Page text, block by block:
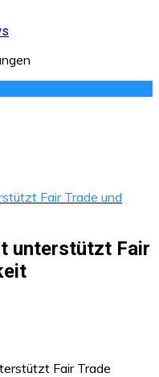
Fair Trade und
unterstützt Fair